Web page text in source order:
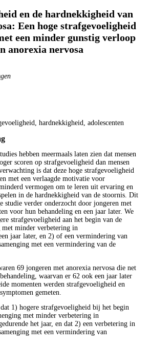
en de hardnekkigheid van
Een hoge strafgevoeligheid
een minder gunstig verloop
anorexia nervosa
hardnekkigheid, adolescenten
hebben meermaals laten zien dat mensen
scoren op strafgevoeligheid dan mensen
is dat deze hoge strafgevoeligheid
met een verlaagde motivatie voor
vermogen om te leren uit ervaring en
in de hardnekkigheid van de stoornis. Dit
studie verder onderzocht door jongeren met
voor hun behandeling en een jaar later. We
strafgevoeligheid aan het begin van de
met minder verbetering in
jaar later, en 2) of een vermindering van
met een vermindering van de
69 jongeren met anorexia nervosa die net
waarvan er 62 ook een jaar later
momenten werden strafgevoeligheid en
gemeten.
1) hogere strafgevoeligheid bij het begin
met minder verbetering in
het jaar, en dat 2) een verbetering in
met een vermindering van